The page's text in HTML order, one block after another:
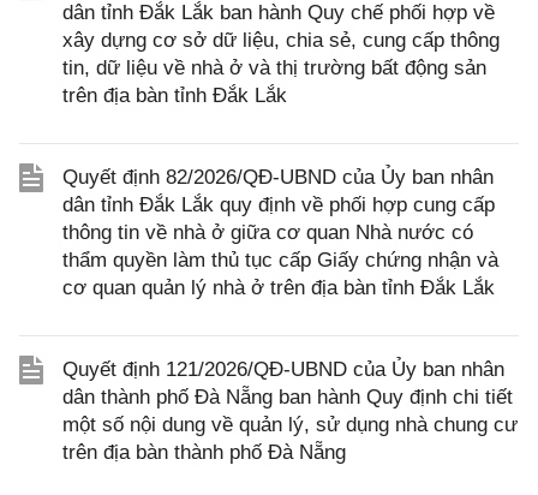
dân tỉnh Đắk Lắk ban hành Quy chế phối hợp về
xây dựng cơ sở dữ liệu, chia sẻ, cung cấp thông
tin, dữ liệu về nhà ở và thị trường bất động sản
trên địa bàn tỉnh Đắk Lắk
Quyết định 82/2026/QĐ-UBND của Ủy ban nhân
dân tỉnh Đắk Lắk quy định về phối hợp cung cấp
thông tin về nhà ở giữa cơ quan Nhà nước có
thẩm quyền làm thủ tục cấp Giấy chứng nhận và
cơ quan quản lý nhà ở trên địa bàn tỉnh Đắk Lắk
Quyết định 121/2026/QĐ-UBND của Ủy ban nhân
dân thành phố Đà Nẵng ban hành Quy định chi tiết
một số nội dung về quản lý, sử dụng nhà chung cư
trên địa bàn thành phố Đà Nẵng